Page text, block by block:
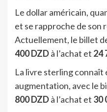
Le dollar américain,
et se rapproche de son
Actuellement, le billet
400 DZDà l’achat et 24
La livre sterling
augmentation, avec le
800 DZDà l’achat et 30